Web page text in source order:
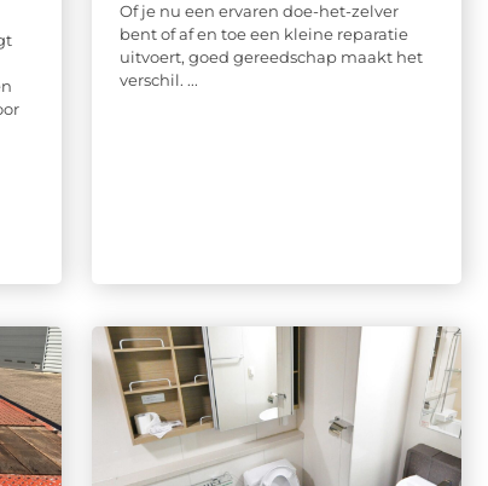
Of je nu een ervaren doe-het-zelver
bent of af en toe een kleine reparatie
uitvoert, goed gereedschap maakt het
verschil. ...